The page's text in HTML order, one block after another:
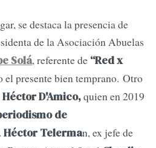
se destaca la presencia de
de la Asociación Abuelas
Solá, referente de “Red x
el presente bien temprano. Otro
Héctor D'Amico,quien en 2019
de
Héctor Telerman, ex jefe de